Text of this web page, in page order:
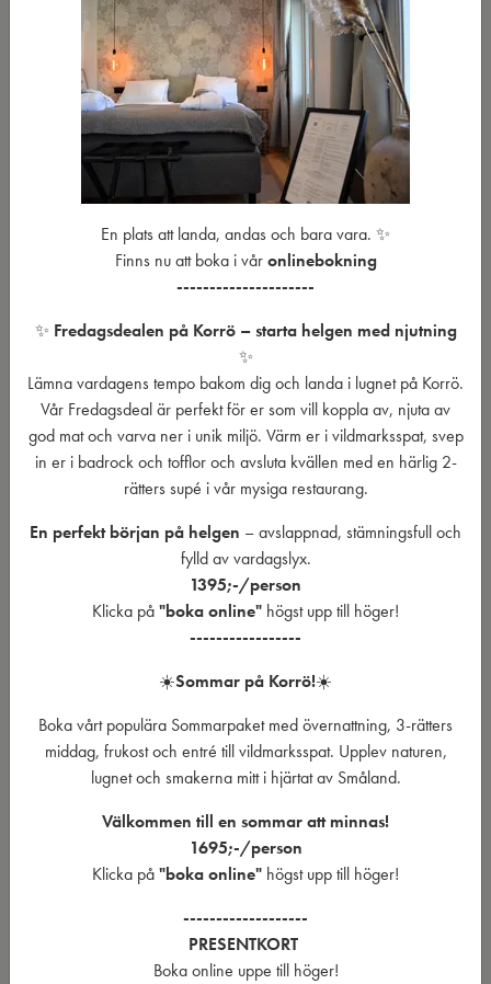
SE VECKANS LUNCHMENY PRESENTKORT
JULBORD 2026
Á la carte
Vardagskvällar ,Lördagar & söndagar. Vi erbjuder även take
away på vår a la carte matsedel.
En plats att landa, andas och bara vara. ✨
Finns nu att boka i våronlinebokning
---------------------
✨ Fredagsdealen på Korrö – starta helgen med njutning
✨
Lämna vardagens tempo bakom dig och landa i lugnet på Korrö.
Vår Fredagsdeal är perfekt för er som vill koppla av, njuta av
god mat och varva ner i unik miljö. Värm er i vildmarksspat, svep
in er i badrock och tofflor och avsluta kvällen med en härlig 2-
rätters supé i vår mysiga restaurang.
En perfekt början på helgen – avslappnad, stämningsfull och
fylld av vardagslyx.
1395;-/person
Klicka på"boka online" högst upp till höger!
-----------------
☀️Sommar på Korrö!☀️
Boka vårt populära Sommarpaket med övernattning, 3-rätters
middag, frukost och entré till vildmarksspat. Upplev naturen,
lugnet och smakerna mitt i hjärtat av Småland.
Välkommen till en sommar att minnas!
1695;-/person
Klicka på"boka online" högst upp till höger!
-------------------
PRESENTKORT
Boka online uppe till höger!